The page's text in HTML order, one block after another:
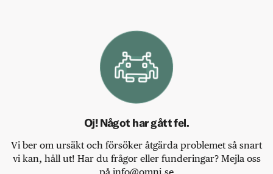
Oj! Något har gått fel.
Vi ber om ursäkt och försöker åtgärda problemet så snart
vi kan, håll ut! Har du frågor eller funderingar? Mejla oss